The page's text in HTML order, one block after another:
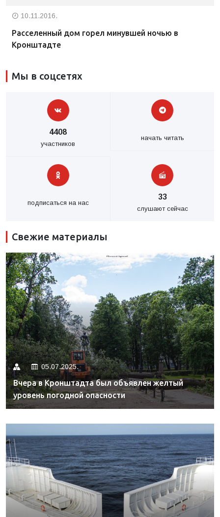
10.11.2016.
Расселенный дом горел минувшей ночью в
Кронштадте
Мы в соцсетях
4408
участников
начать читать
подписаться на нас
33
слушают сейчас
Свежие материалы
05.07.2025.
Вчера в Кронштадта был объявлен желтый
уровень погодной опасности